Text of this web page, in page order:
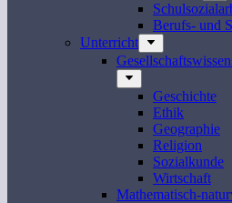
Berufs- und
Unterricht
Geschichte
Ethik
Geographie
Religion
Sozialkunde
Wirtschaft
Mathematisch-